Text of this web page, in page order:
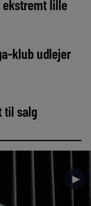
lille
klub udlejer
til salg
►